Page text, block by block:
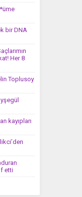
bir DNA
Her 8
Toplusoy
kayıpları
etti